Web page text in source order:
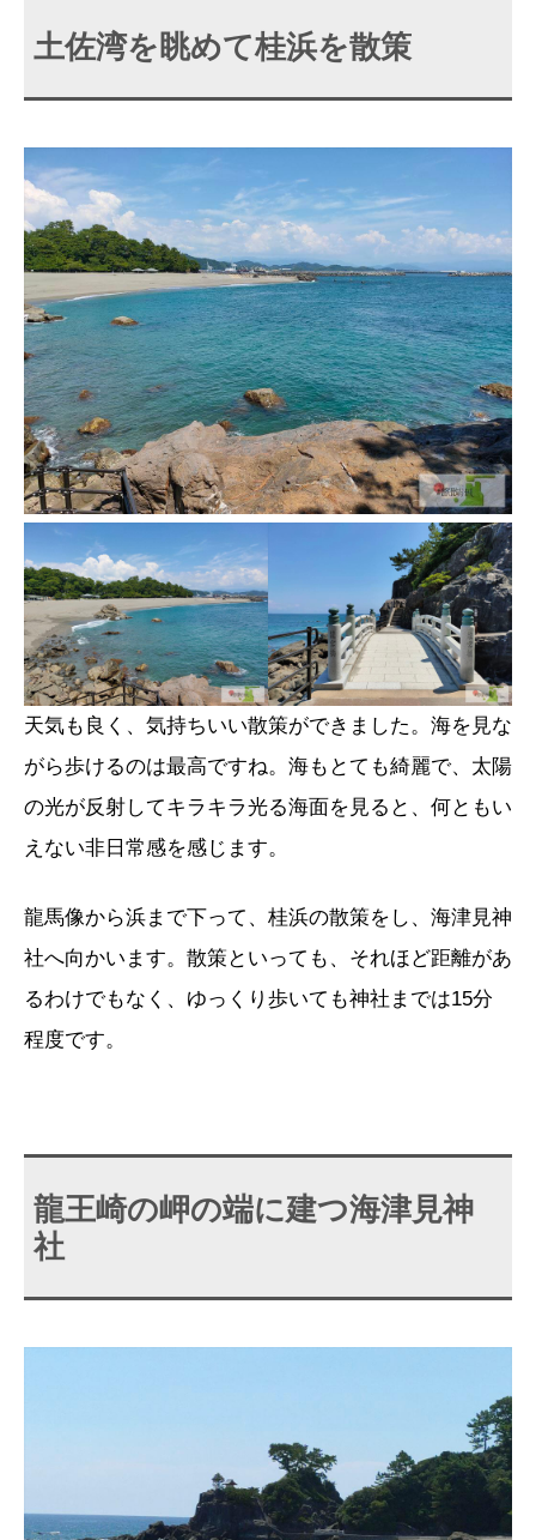
土佐湾を眺めて桂浜を散策
天気も良く、気持ちいい散策ができました。海を見な
がら歩けるのは最高ですね。海もとても綺麗で、太陽
の光が反射してキラキラ光る海面を見ると、何ともい
えない非日常感を感じます。
龍馬像から浜まで下って、桂浜の散策をし、海津見神
社へ向かいます。散策といっても、それほど距離があ
るわけでもなく、ゆっくり歩いても神社までは15分
程度です。
龍王崎の岬の端に建つ海津見神
社